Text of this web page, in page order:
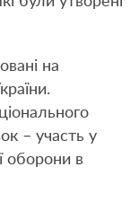
на
– участь у
оборони в